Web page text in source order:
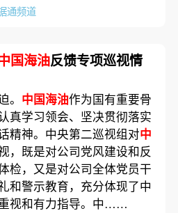
通频道
国海油反馈专项巡视情
中国海油作为国有重要骨
真学习领会、坚决贯彻落实
精神。中央第二巡视组对中
，既是对公司党风建设和反
检，又是对公司全体党员干
和警示教育，充分体现了中
视和有力指导。中……